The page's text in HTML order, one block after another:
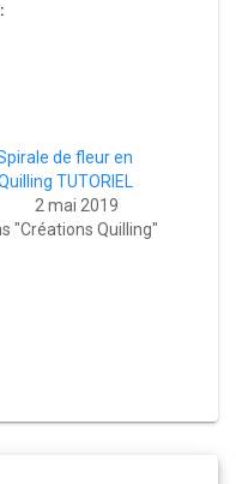
de fleur en
TUTORIEL
2 mai 2019
"Créations Quilling"